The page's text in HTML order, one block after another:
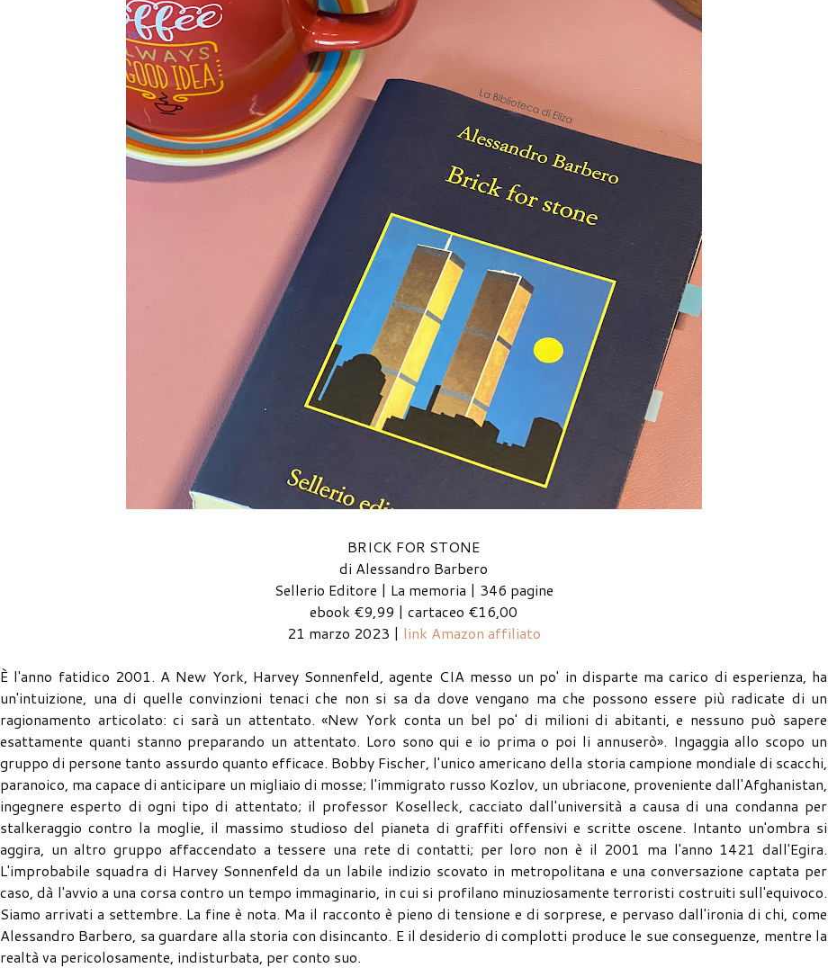
BRICK FOR STONE
di Alessandro Barbero
Sellerio Editore | La memoria | 346 pagine
ebook €9,99 | cartaceo €16,00
21 marzo 2023 | link Amazon affiliato
È l'anno fatidico 2001. A New York, Harvey Sonnenfeld, agente CIA messo un po' in disparte ma carico di esperienza, ha
un'intuizione, una di quelle convinzioni tenaci che non si sa da dove vengano ma che possono essere più radicate di un
ragionamento articolato: ci sarà un attentato. «New York conta un bel po' di milioni di abitanti, e nessuno può sapere
esattamente quanti stanno preparando un attentato. Loro sono qui e io prima o poi li annuserò». Ingaggia allo scopo un
gruppo di persone tanto assurdo quanto efficace. Bobby Fischer, l'unico americano della storia campione mondiale di scacchi,
paranoico, ma capace di anticipare un migliaio di mosse; l'immigrato russo Kozlov, un ubriacone, proveniente dall'Afghanistan,
ingegnere esperto di ogni tipo di attentato; il professor Koselleck, cacciato dall'università a causa di una condanna per
stalkeraggio contro la moglie, il massimo studioso del pianeta di graffiti offensivi e scritte oscene. Intanto un'ombra si
aggira, un altro gruppo affaccendato a tessere una rete di contatti; per loro non è il 2001 ma l'anno 1421 dall'Egira.
L'improbabile squadra di Harvey Sonnenfeld da un labile indizio scovato in metropolitana e una conversazione captata per
caso, dà l'avvio a una corsa contro un tempo immaginario, in cui si profilano minuziosamente terroristi costruiti sull'equivoco.
Siamo arrivati a settembre. La fine è nota. Ma il racconto è pieno di tensione e di sorprese, e pervaso dall'ironia di chi, come
Alessandro Barbero, sa guardare alla storia con disincanto. E il desiderio di complotti produce le sue conseguenze, mentre la
realtà va pericolosamente, indisturbata, per conto suo.